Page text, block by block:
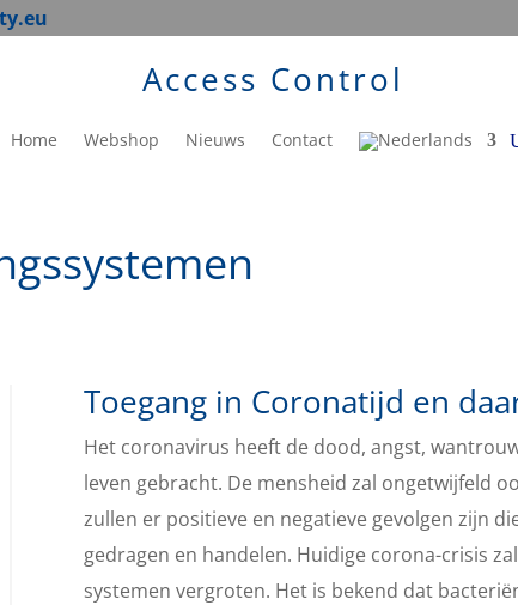
Access Control
Home Webshop Nieuws Contact
Toegang in Coronatijd en
Het coronavirus heeft de dood, angst,
leven gebracht. De mensheid zal ongetwijfeld
zullen er positieve en negatieve gevolgen zijn
gedragen en handelen. Huidige corona-crisis
systemen vergroten. Het is bekend dat